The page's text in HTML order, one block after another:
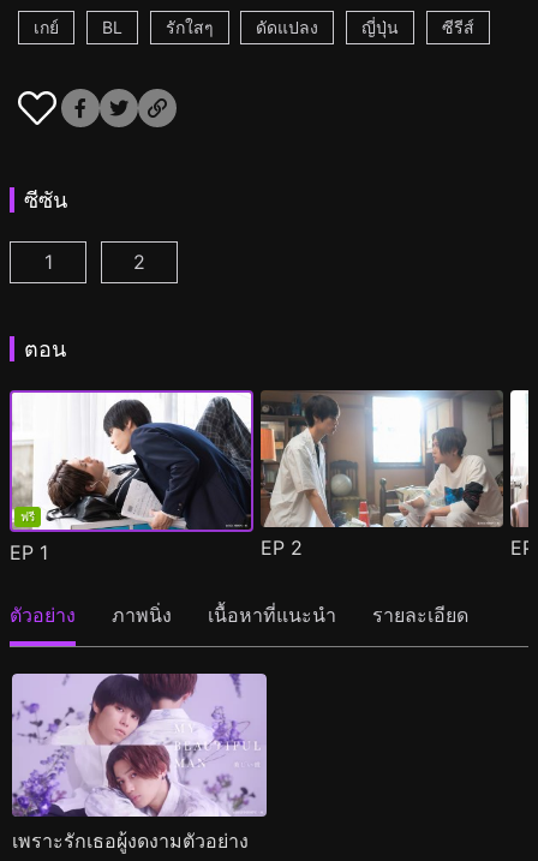
เกย์
BL รักใสๆ ดัดแปลง ญี่ปุ่น ซีรีส์
ซีซัน
เพราะรักเธอผู้งดงาม ตอนที่ 1
1 เพราะรักเธอผู้งดงาม 2 ตอนที่ 1
2
ตอน
ฟรี
EP 1 EP 2
ตัวอย่าง ภาพนิ่ง เนื้อหาที่แนะนำ รายละเอียด
เพราะรักเธอผู้งดงามตัวอย่าง